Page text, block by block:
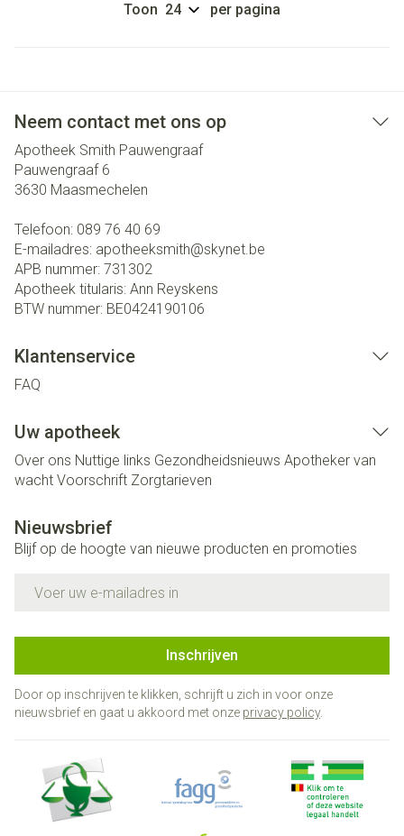
Toon per pagina
Neem contact met ons op
Apotheek Smith Pauwengraaf
Pauwengraaf 6
3630 Maasmechelen
Telefoon: 089 76 40 69
E-mailadres: apotheeksmith@skynet.be
APB nummer: 731302
Apotheek titularis: Ann Reyskens
BTW nummer: BE0424190106
Klantenservice
FAQ
Uw apotheek
Over ons Nuttige links Gezondheidsnieuws Apotheker van
wacht Voorschrift Zorgtarieven
Nieuwsbrief
Blijf op de hoogte van nieuwe producten en promoties
Inschrijven
Door op inschrijven te klikken, schrijft u zich in voor onze
nieuwsbrief en gaat u akkoord met onze privacy policy.